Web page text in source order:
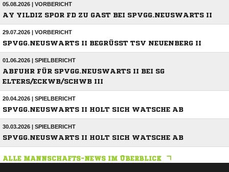
05.08.2026 | VORBERICHT
AY YILDIZ SPOR FD ZU GAST BEI SPVGG.NEUSWARTS II
29.07.2026 | VORBERICHT
SPVGG.NEUSWARTS II BEGRÜSST TSV NEUENBERG II
01.06.2026 | SPIELBERICHT
ABFUHR FÜR SPVGG.NEUSWARTS II BEI SG
ELTERS/ECKWB/SCHWB III
20.04.2026 | SPIELBERICHT
SPVGG.NEUSWARTS II HOLT SICH WATSCHE AB
30.03.2026 | SPIELBERICHT
SPVGG.NEUSWARTS II HOLT SICH WATSCHE AB
ALLE MANNSCHAFTS-NEWS IM ÜBERBLICK